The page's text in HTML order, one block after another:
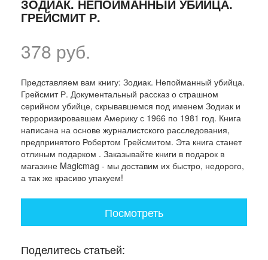
ЗОДИАК. НЕПОЙМАННЫЙ УБИЙЦА.
ГРЕЙСМИТ Р.
378 руб.
Представляем вам книгу: Зодиак. Непойманный убийца.
Грейсмит Р. Документальный рассказ о страшном
серийном убийце, скрывавшемся под именем Зодиак и
терроризировавшем Америку с 1966 по 1981 год. Книга
написана на основе журналистского расследования,
предпринятого Робертом Грейсмитом. Эта книга станет
отлиным подарком . Заказывайте книги в подарок в
магазине Magicmag - мы доставим их быстро, недорого,
а так же красиво упакуем!
Посмотреть
Поделитесь статьей: